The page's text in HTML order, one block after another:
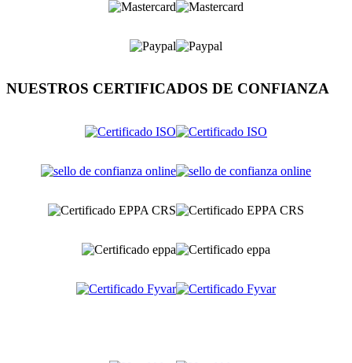
NUESTROS CERTIFICADOS DE CONFIANZA